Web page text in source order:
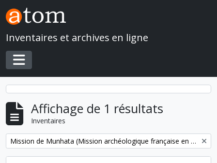
Skip to main content
Inventaires et archives en ligne
Toggle navigation
Affichage de 1 résultats
Inventaires
Remove filter: Mission de Munhata (Mission archéologique française en Israël)